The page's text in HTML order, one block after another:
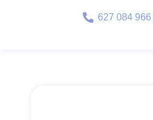
627 084 966